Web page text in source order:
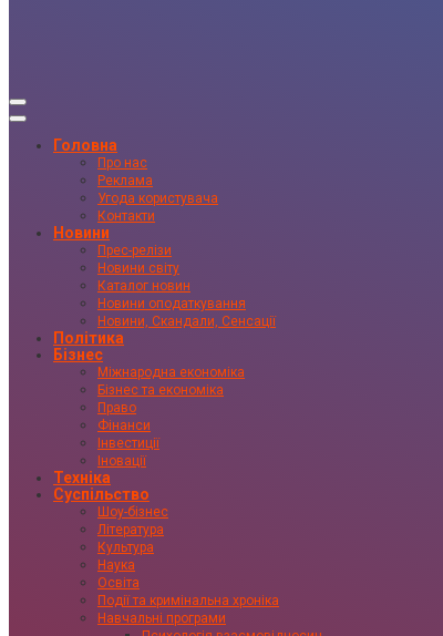
Головна
Про нас
Реклама
Угода користувача
Контакти
Новини
Прес-релізи
Новини світу
Каталог новин
Новини оподаткування
Новини, Скандали, Сенсації
Політика
Бізнес
Міжнародна економіка
Бізнес та економіка
Право
Фінанси
Інвестиції
Іновації
Техніка
Суспільство
Шоу-бізнес
Література
Культура
Наука
Освіта
Події та кримінальна хроніка
Навчальні програми